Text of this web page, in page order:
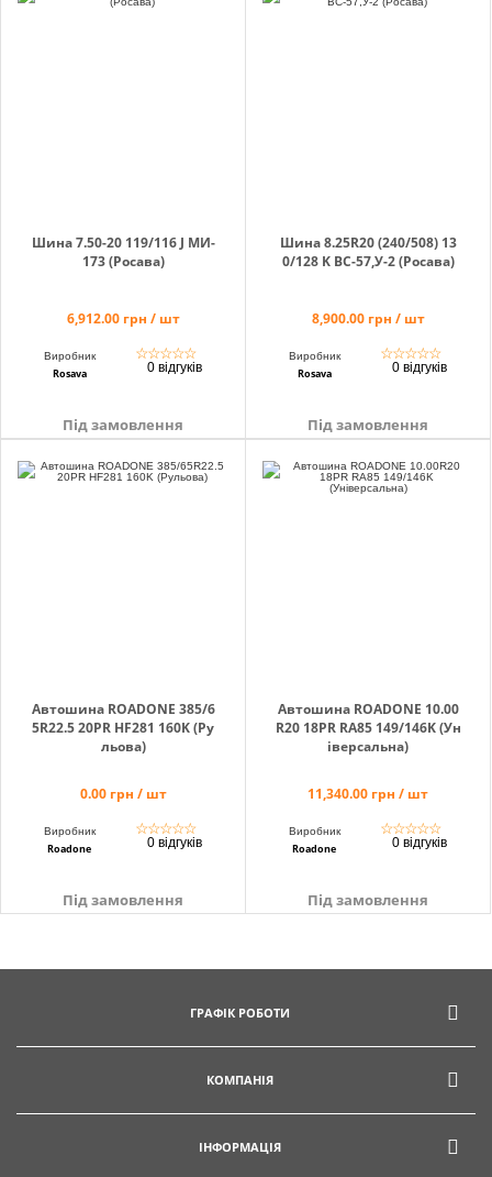
Шина 7.50-20 119/116 J МИ-
173 (Росава)
6,912.00 грн / шт
Виробник
Rosava
☆☆☆☆☆
0 відгуків
Під замовлення
Шина 8.25R20 (240/508) 13
0/128 K BC-57,У-2 (Росава)
8,900.00 грн / шт
Виробник
Rosava
☆☆☆☆☆
0 відгуків
Під замовлення
Автошина ROADONE 385/6
5R22.5 20PR HF281 160K (Ру
льова)
0.00 грн / шт
Виробник
Roadone
☆☆☆☆☆
0 відгуків
Під замовлення
Автошина ROADONE 10.00
R20 18PR RA85 149/146K (Ун
іверсальна)
11,340.00 грн / шт
Виробник
Roadone
☆☆☆☆☆
0 відгуків
Під замовлення
ГРАФІК РОБОТИ
КОМПАНІЯ
ІНФОРМАЦІЯ